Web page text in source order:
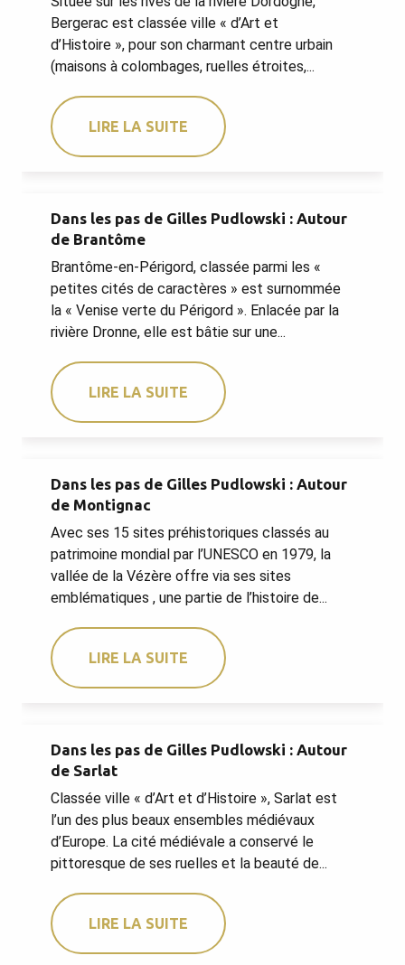
Bergerac est classée ville « d’Art et
d’Histoire », pour son charmant centre urbain
(maisons à colombages, ruelles étroites,...
LIRE LA SUITE
Dans les pas de Gilles Pudlowski : Autour
de Brantôme
Brantôme-en-Périgord, classée parmi les «
petites cités de caractères » est surnommée
la « Venise verte du Périgord ». Enlacée par la
rivière Dronne, elle est bâtie sur une...
LIRE LA SUITE
Dans les pas de Gilles Pudlowski : Autour
de Montignac
Avec ses 15 sites préhistoriques classés au
patrimoine mondial par l’UNESCO en 1979, la
vallée de la Vézère offre via ses sites
emblématiques , une partie de l’histoire de...
LIRE LA SUITE
Dans les pas de Gilles Pudlowski : Autour
de Sarlat
Classée ville « d’Art et d’Histoire », Sarlat est
l’un des plus beaux ensembles médiévaux
d’Europe. La cité médiévale a conservé le
pittoresque de ses ruelles et la beauté de...
LIRE LA SUITE